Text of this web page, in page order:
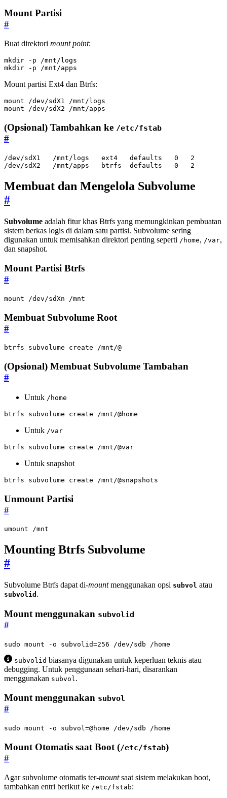
Mount Partisi
#
Buat direktori mount point:
mkdir -p /mnt/apps
Mount partisi Ext4 dan Btrfs:
mount /dev/sdX2 /mnt/apps
(Opsional) Tambahkan ke /etc/fstab
#
/dev/sdX2   /mnt/apps   btrfs  defaults   0   2
Membuat dan Mengelola Subvolume
#
Subvolume adalah fitur khas Btrfs yang memungkinkan pembuatan
sistem berkas logis di dalam satu partisi. Subvolume sering
digunakan untuk memisahkan direktori penting seperti /home, /var,
dan snapshot.
Mount Partisi Btrfs
#
mount /dev/sdXn /mnt
Membuat Subvolume Root
#
btrfs subvolume create /mnt/@
(Opsional) Membuat Subvolume Tambahan
#
Untuk /home
btrfs subvolume create /mnt/@home
Untuk /var
btrfs subvolume create /mnt/@var
Untuk snapshot
btrfs subvolume create /mnt/@snapshots
Unmount Partisi
#
umount /mnt
Mounting Btrfs Subvolume
#
Subvolume Btrfs dapat di-mountmenggunakan opsi subvol atau
subvolid .
Mount menggunakan subvolid
#
sudo mount -o subvolid=256 /dev/sdb /home
subvolid biasanya digunakan untuk keperluan teknis atau
debugging. Untuk penggunaan sehari-hari, disarankan
menggunakan subvol .
Mount menggunakan subvol
#
sudo mount -o subvol =@home /dev/sdb /home
Mount Otomatis saat Boot (/etc/fstab)
#
Agar subvolume otomatis ter-mountsaat sistem melakukan boot,
tambahkan entri berikut ke /etc/fstab: